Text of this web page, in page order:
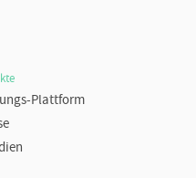
Plattform